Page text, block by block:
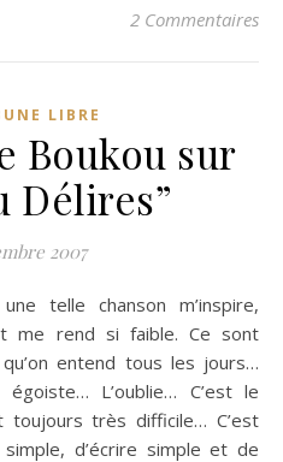
2 Commentaires
LIBRE
Boukou sur
Délires”
2007
me rend si faible. Ce sont
entend tous les jours…
L’oublie… C’est le
toujours très difficile… C’est
d’écrire simple et de